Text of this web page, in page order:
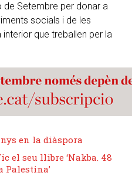
de Setembre per donar a
socials i de les
que treballen per la
en la diàspora
el seu llibre ‘Nakba. 48
Palestina’